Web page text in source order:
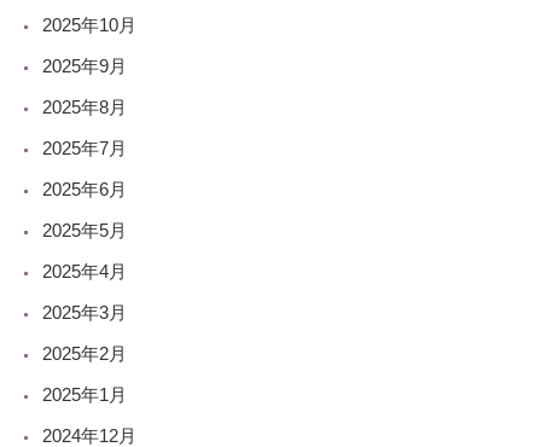
2025年10月
2025年9月
2025年8月
2025年7月
2025年6月
2025年5月
2025年4月
2025年3月
2025年2月
2025年1月
2024年12月